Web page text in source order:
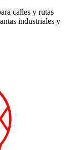
calles y rutas
industriales y